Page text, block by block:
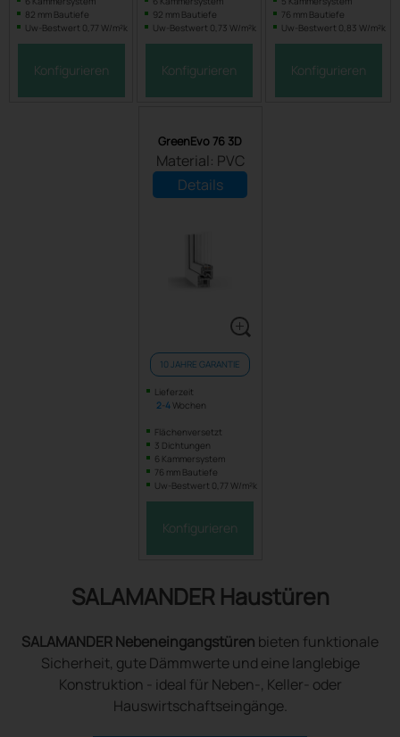
82 mm Bautiefe
Uw-Bestwert 0,77 W/m²k
Konfigurieren
92 mm Bautiefe
Uw-Bestwert 0,73 W/m²k
Konfigurieren
76 mm Bautiefe
Uw-Bestwert 0,83 W/m²k
Konfigurieren
GreenEvo 76 3D
Material: PVC
Details
10 JAHRE GARANTIE
Lieferzeit
2- 4Wochen
Flächenversetzt
3 Dichtungen
6 Kammersystem
76 mm Bautiefe
Uw-Bestwert 0,77 W/m²k
Konfigurieren
SALAMANDER Haustüren
SALAMANDER Nebeneingangstüren bieten funktionale
Sicherheit, gute Dämmwerte und eine langlebige
Konstruktion - ideal für Neben-, Keller- oder
Hauswirtschaftseingänge.